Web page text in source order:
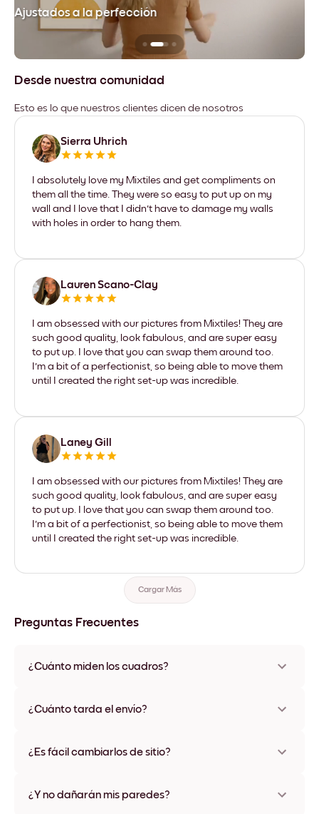
Ajustados a la perfección
Desde nuestra comunidad
Esto es lo que nuestros clientes dicen de nosotros
Sierra Uhrich
I absolutely love my Mixtiles and get compliments on
them all the time. They were so easy to put up on my
wall and I love that I didn't have to damage my walls
with holes in order to hang them.
Lauren Scano-Clay
I am obsessed with our pictures from Mixtiles! They are
such good quality, look fabulous, and are super easy
to put up. I love that you can swap them around too.
I'm a bit of a perfectionist, so being able to move them
until I created the right set-up was incredible.
Laney Gill
I am obsessed with our pictures from Mixtiles! They are
such good quality, look fabulous, and are super easy
to put up. I love that you can swap them around too.
I'm a bit of a perfectionist, so being able to move them
until I created the right set-up was incredible.
Cargar Más
Preguntas Frecuentes
¿Cuánto miden los cuadros?
varios materiales y colores de marco, incluidas opciones sin
¿Cuánto tarda el envío?
disponibles en algunos países. Te enviaremos un número de
¿Es fácil cambiarlos de sitio?
ningún daño
¿Y no dañarán mis paredes?